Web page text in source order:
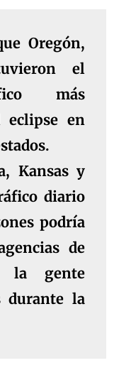
Oregón,
el
más
en
Kansas y
diario
podría
de
la gente
durante la